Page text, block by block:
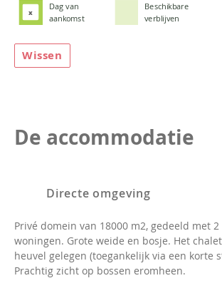
x
Dag van
aankomst
Beschikbare
verblijven
Wissen
De accommodatie
Directe omgeving
Privé domein van 18000 m2, gedeeld met
woningen. Grote weide en bosje. Het
heuvel gelegen (toegankelijk via een korte
Prachtig zicht op bossen eromheen.